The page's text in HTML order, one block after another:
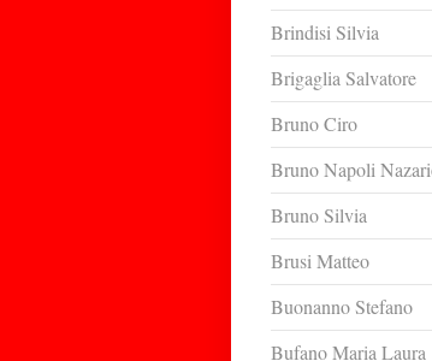
Brindisi Silvia
Brigaglia Salvatore
Bruno Ciro
Bruno Napoli
Bruno Silvia
Brusi Matteo
Buonanno Stefano
Bufano Maria Laura